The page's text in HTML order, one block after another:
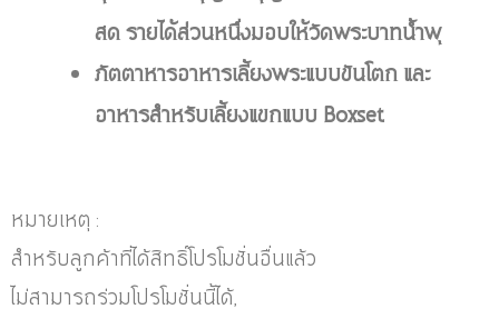
สด รายได้ส่วนหนึ่งมอบให้วัดพระบาทน้ำพุ
ภัตตาหารอาหารเลี้ยงพระแบบขันโตก และ
อาหารสำหรับเลี้ยงแขกแบบ Boxset
หมายเหตุ :
สำหรับลูกค้าที่ได้สิทธิ์โปรโมชั่นอื่นแล้ว
ไม่สามารถร่วมโปรโมชั่นนี้ได้,